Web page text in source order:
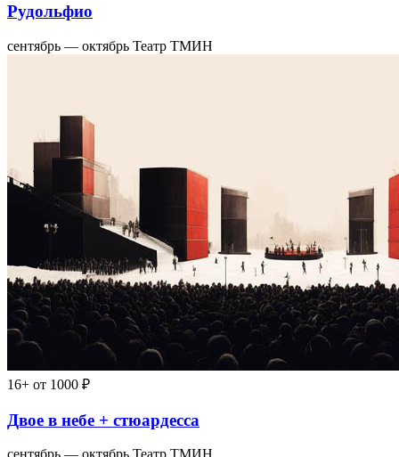
Рудольфио
сентябрь — октябрь Театр ТМИН
16+ от 1000 ₽
Двое в небе + стюардесса